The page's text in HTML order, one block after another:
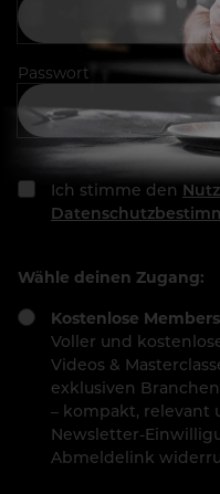
Passwort
Ich stimme den
Wähle deinen Zugang:
Kostenlose
Voller und
Videos &
exklusiven
– kompakt, relevant
Newsletter-
Abmeldelink